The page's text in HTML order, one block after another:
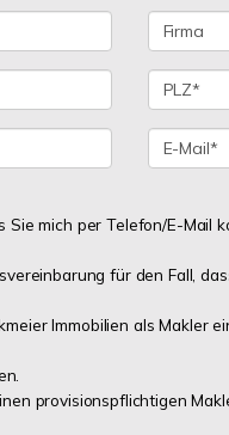
Sie mich per Telefon/E-Mail
für den Fall,
Immobilien als Makler
provisionspflichtigen